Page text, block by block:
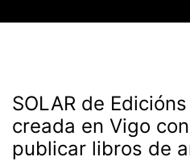
SOLAR de
creada en Vigo
publicar libros de